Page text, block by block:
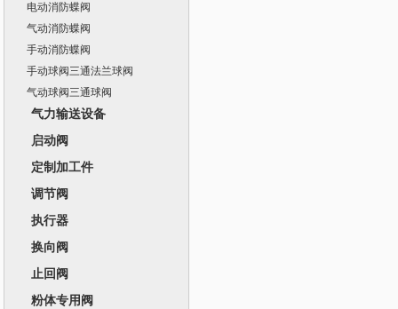
电动消防蝶阀
气动消防蝶阀
手动消防蝶阀
手动球阀三通法兰球阀
气动球阀三通球阀
气力输送设备
启动阀
定制加工件
调节阀
执行器
换向阀
止回阀
粉体专用阀